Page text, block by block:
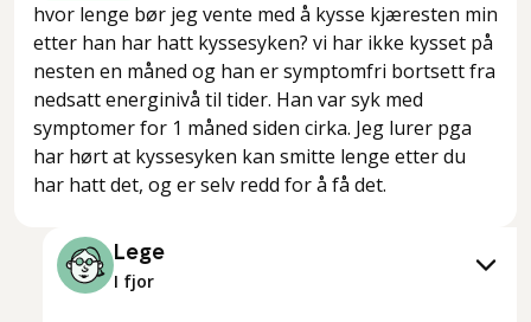
hvor lenge bør jeg vente med å kysse kjæresten min
etter han har hatt kyssesyken? vi har ikke kysset på
nesten en måned og han er symptomfri bortsett fra
nedsatt energinivå til tider. Han var syk med
symptomer for 1 måned siden cirka. Jeg lurer pga
har hørt at kyssesyken kan smitte lenge etter du
har hatt det, og er selv redd for å få det.
Lege
I fjor